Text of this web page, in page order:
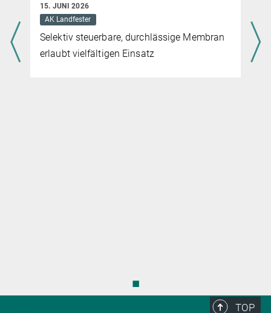
15. JUNI 2026
AK Landfester
Selektiv steuerbare, durchlässige Membran
erlaubt vielfältigen Einsatz
◼
TOP